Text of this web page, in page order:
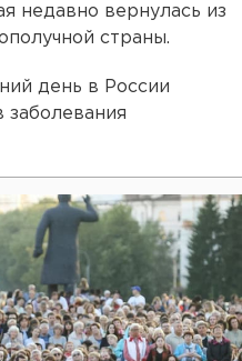
недавно вернулась из
страны.
день в России
заболевания